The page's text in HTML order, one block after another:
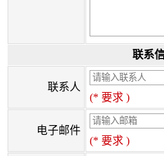
联系
联系人
(* 要求 )
电子邮件
(* 要求 )